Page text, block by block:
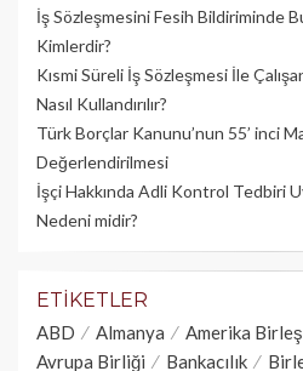
İş Sözleşmesini Fesih Bildiriminde
Kimlerdir?
Kısmi Süreli İş Sözleşmesi İle
Nasıl Kullandırılır?
Türk Borçlar Kanunu’nun 55’ inci
Değerlendirilmesi
İşçi Hakkında Adli Kontrol Tedbiri
Nedeni midir?
ETIKETLER
ABD Almanya Amerika
Avrupa Birliği
Bankacılık